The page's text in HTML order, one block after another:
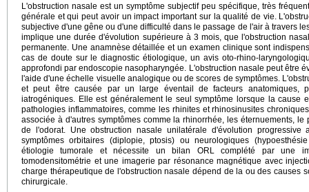
L'obstruction nasale est un symptôme subjectif peu spécifique, très
générale et qui peut avoir un impact important sur la qualité de vie.
subjective d'une gêne ou d'une difficulté dans le passage de l'air à travers
implique une durée d'évolution supérieure à 3 mois, que l'obstruction
permanente. Une anamnèse détaillée et un examen clinique sont
cas de doute sur le diagnostic étiologique, un avis oto-rhino-
approfondi par endoscopie nasopharyngée. L'obstruction nasale peut être
l'aide d'une échelle visuelle analogique ou de scores de symptômes.
et peut être causée par un large éventail de facteurs anatomiques,
iatrogéniques. Elle est généralement le seul symptôme lorsque la cause
pathologies inflammatoires, comme les rhinites et rhinosinusites
associée à d'autres symptômes comme la rhinorrhée, les éternuements,
de l'odorat. Une obstruction nasale unilatérale d'évolution
symptômes orbitaires (diplopie, ptosis) ou neurologiques
étiologie tumorale et nécessite un bilan ORL complété par une
tomodensitométrie et une imagerie par résonance magnétique avec
charge thérapeutique de l'obstruction nasale dépend de la ou des causes
chirurgicale.